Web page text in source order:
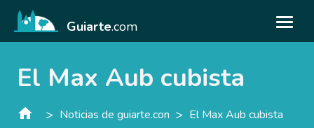
Guiarte.com
El Max Aub cubista
> Noticias de guiarte.con > El Max Aub cubista